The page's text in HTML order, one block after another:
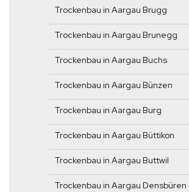
Trockenbau in Aargau Brugg
Trockenbau in Aargau Brunegg
Trockenbau in Aargau Buchs
Trockenbau in Aargau Bünzen
Trockenbau in Aargau Burg
Trockenbau in Aargau Büttikon
Trockenbau in Aargau Buttwil
Trockenbau in Aargau Densbüren